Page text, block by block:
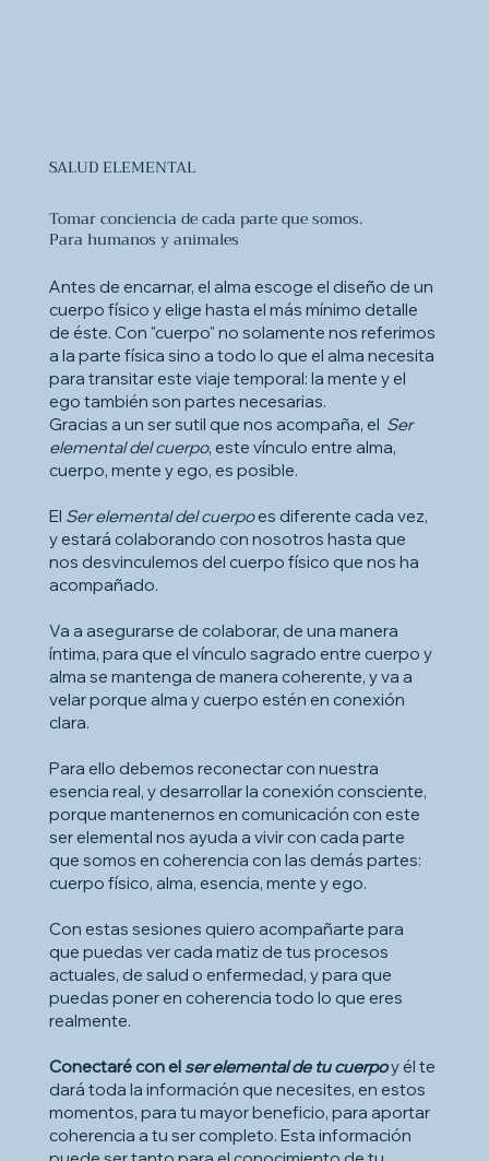
SALUD ELEMENTAL
Tomar conciencia de cada parte que somos.
Para humanos y animales
Antes de encarnar, el alma escoge el diseño de un
cuerpo físico y elige hasta el más mínimo detalle
de éste. Con "cuerpo" no solamente nos referimos
a la parte física sino a todo lo que el alma necesita
para transitar este viaje temporal: la mente y el
ego también son partes necesarias.
Gracias a un ser sutil que nos acompaña, el Ser
elemental del cuerpo, este vínculo entre alma,
cuerpo, mente y ego, es posible.
El Ser elemental del cuerpoes diferente cada vez,
y estará colaborando con nosotros hasta que
nos desvinculemos del cuerpo físico que nos ha
acompañado.
Va a asegurarse de colaborar, de una manera
íntima, para que el vínculo sagrado entre cuerpo y
alma se mantenga de manera coherente, y va a
velar porque alma y cuerpo estén en conexión
clara.
Para ello debemos reconectar con nuestra
esencia real, y desarrollar la conexión consciente,
porque mantenernos en comunicación con este
ser elemental nos ayuda a vivir con cada parte
que somos en coherencia con las demás partes:
cuerpo físico, alma, esencia, mente y ego.
Con estas sesiones quiero acompañarte para
que puedas ver cada matiz de tus procesos
actuales, de salud o enfermedad, y para que
puedas poner en coherencia todo lo que eres
realmente.
Conectaré con elser elemental de tu cuerpoy él te
dará toda la información que necesites, en estos
momentos, para tu mayor beneficio, para aportar
coherencia a tu ser completo. Esta información